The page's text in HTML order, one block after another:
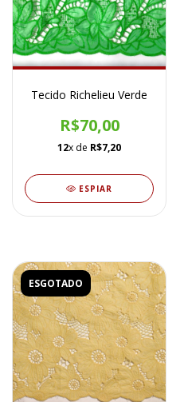
Tecido Richelieu Verde
R$70,00
12x de R$7,20
ESPIAR
ESGOTADO